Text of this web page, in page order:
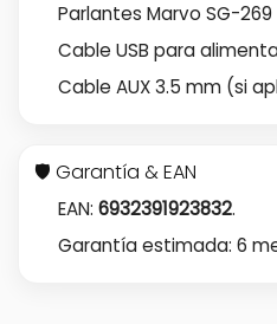
Parlantes Marvo SG-
Cable USB para
Cable AUX 3.5 mm (si
🛡️ Garantía & EAN
EAN: 6932391923832.
Garantía estimada: 6